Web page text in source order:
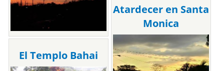
Atardecer en Santa
Monica
El Templo Bahai